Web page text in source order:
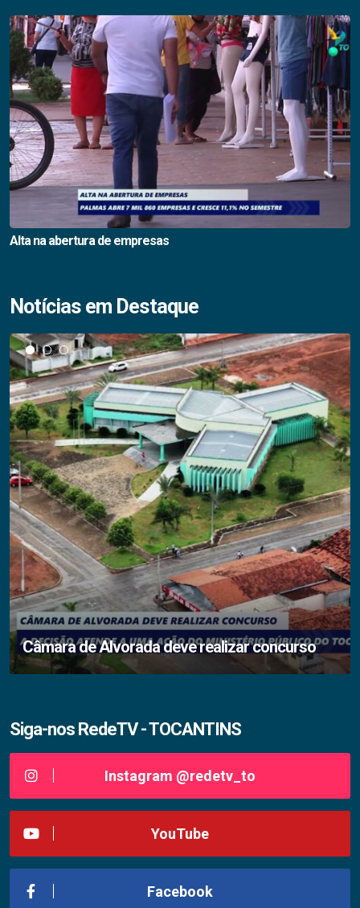
Alta na abertura de empresas
Notícias em Destaque
Câmara de Alvorada deve realizar concurso
Siga-nos RedeTV - TOCANTINS
Instagram @redetv_to
YouTube
Facebook